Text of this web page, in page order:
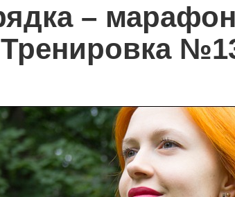
– марафон